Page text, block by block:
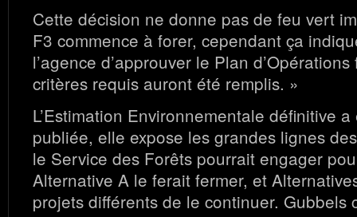
Cette décision ne donne pas de feu vert
F3 commence à forer, cependant ça
l’agence d’approuver le Plan
critères requis auront été remplis. »
L’Estimation Environnementale définitive
publiée, elle expose les grandes lignes
le Service des Forêts pourrait engager
Alternative A le ferait fermer, et
projets différents de le continuer. Gubbels